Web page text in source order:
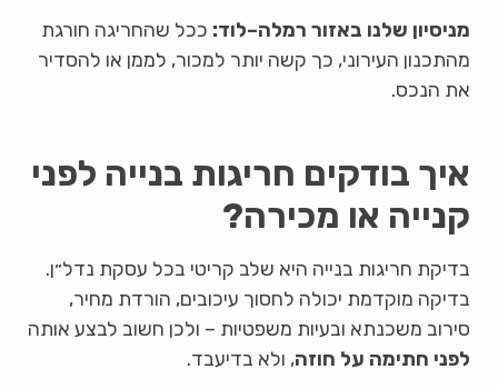
מניסיון שלנו באזור רמלה–לוד: ככל שהחריגה חורגת
מהתכנון העירוני, כך קשה יותר למכור, לממן או להסדיר
את הנכס.
איך בודקים חריגות בנייה לפני
קנייה או מכירה?
בדיקת חריגות בנייה היא שלב קריטי בכל עסקת נדל״ן.
בדיקה מוקדמת יכולה לחסוך עיכובים, הורדת מחיר,
סירוב משכנתא ובעיות משפטיות – ולכן חשוב לבצע אותה
לפני חתימה על חוזה, ולא בדיעבד.